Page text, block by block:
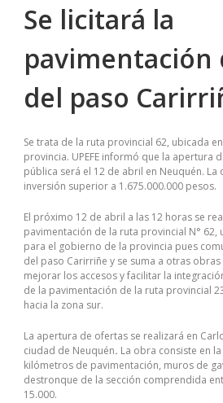
Se licitará la
pavimentación
del paso
Se trata de la ruta provincial 62, ubicada
provincia. UPEFE informó que la apertura
pública será el 12 de abril en Neuquén.
inversión superior a 1.675.000.000 pesos.
El próximo 12 de abril a las 12 horas se
pavimentación de la ruta provincial N° 62,
para el gobierno de la provincia pues
del paso Carirriñe y se suma a otras
mejorar los accesos y facilitar la
de la pavimentación de la ruta provincial
hacia la zona sur.
La apertura de ofertas se realizará en
ciudad de Neuquén. La obra consiste en
kilómetros de pavimentación, muros de
destronque de la sección comprendida
15.000.